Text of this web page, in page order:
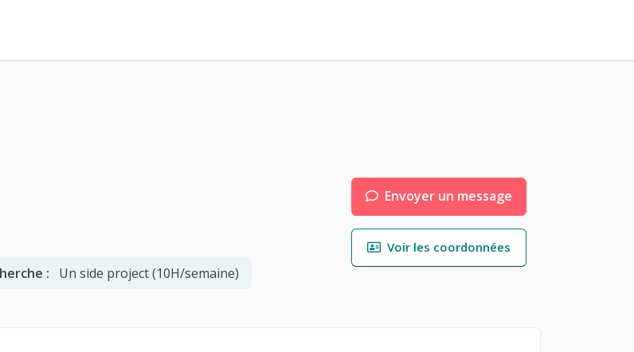
: Un side project (10H/semaine)
Envoyer un message
Voir les coordonnées